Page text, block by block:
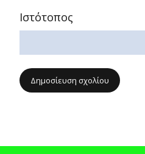
Ιστότοπος